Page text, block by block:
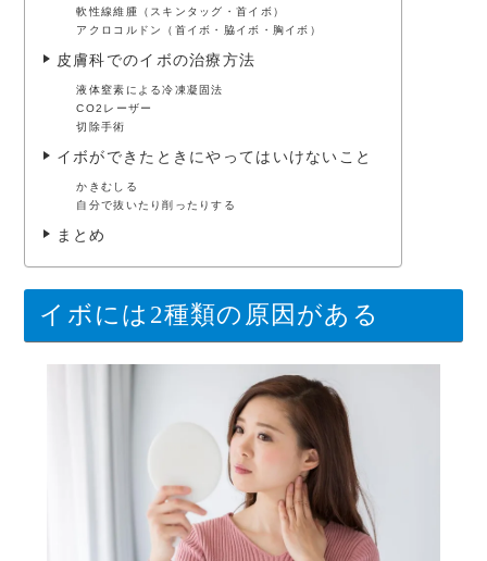
軟性線維腫（スキンタッグ・首イボ）
アクロコルドン（首イボ・脇イボ・胸イボ）
皮膚科でのイボの治療方法
液体窒素による冷凍凝固法
CO2レーザー
切除手術
イボができたときにやってはいけないこと
かきむしる
自分で抜いたり削ったりする
まとめ
イボには2種類の原因がある
採用情報